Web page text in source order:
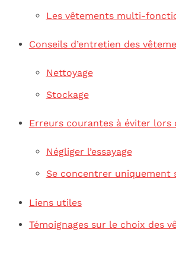
Les vêtements multi-
Conseils d’entretien des
Nettoyage
Stockage
Erreurs courantes à éviter
Négliger l’essayage
Se concentrer uniquement
Liens utiles
Témoignages sur le choix des